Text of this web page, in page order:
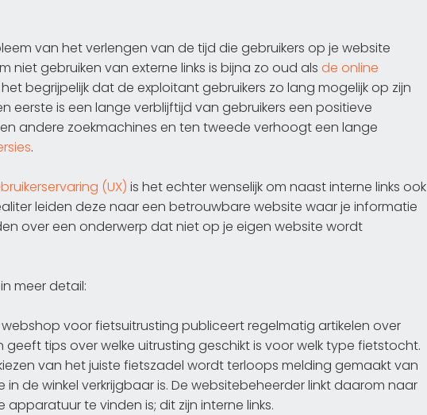
van het verlengen van de tijd die gebruikers op je website
niet gebruiken van externe links is bijna zo oud als de online
het begrijpelijk dat de exploitant gebruikers zo lang mogelijk op zijn
eerste is een lange verblijftijd van gebruikers een positieve
andere zoekmachines en ten tweede verhoogt een lange
.
(UX) is het echter wenselijk om naast interne links ook
leiden deze naar een betrouwbare website waar je informatie
over een onderwerp dat niet op je eigen website wordt
meer detail:
voor fietsuitrusting publiceert regelmatig artikelen over
geeft tips over welke uitrusting geschikt is voor welk type fietstocht.
van het juiste fietszadel wordt terloops melding gemaakt van
de winkel verkrijgbaar is. De websitebeheerder linkt daarom naar
te vinden is; dit zijn interne links.